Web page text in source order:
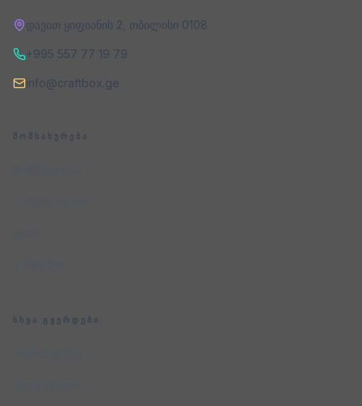
დავით ყიფიანის 2 თბილისი 0108
+995 557 77 19 79
info@craftbox.ge
ᲛᲝᲛᲡᲐᲮᲣᲠᲔᲑᲐ
ᲡᲮᲕᲐ ᲒᲕᲔᲠᲓᲔᲑᲘ